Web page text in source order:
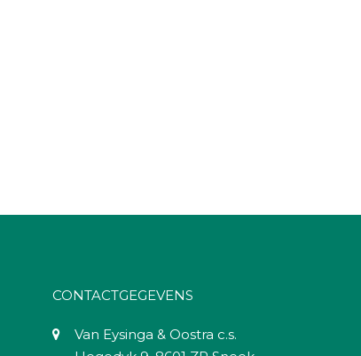
CONTACTGEGEVENS
Van Eysinga & Oostra c.s.